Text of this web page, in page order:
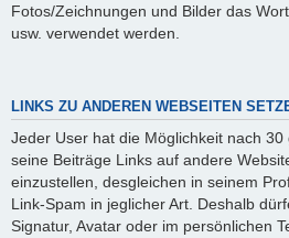
Fotos/Zeichnungen und Bilder das
usw. verwendet werden.
LINKS ZU ANDEREN WEBSEITEN
Jeder User hat die Möglichkeit nach
seine Beiträge Links auf andere
einzustellen, desgleichen in seinem
Link-Spam in jeglicher Art. Deshalb
Signatur, Avatar oder im persönlichen